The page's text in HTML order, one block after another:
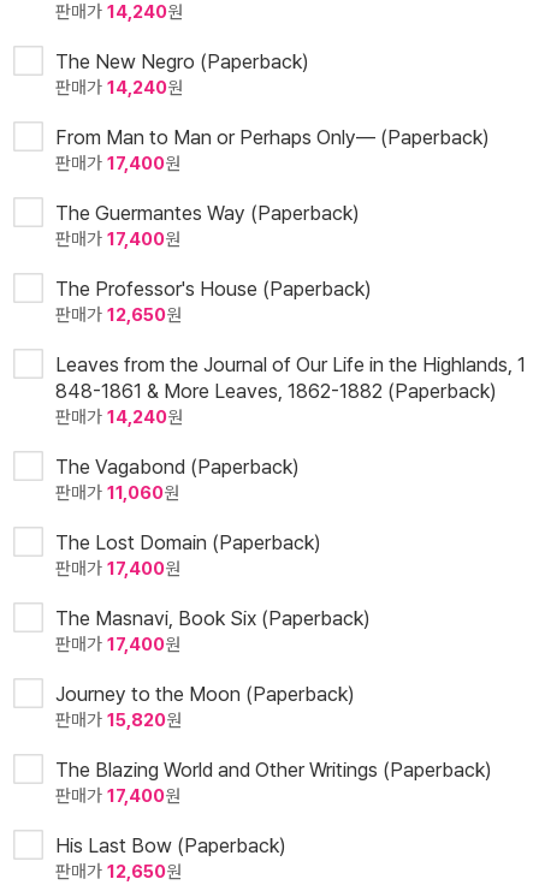
판매가 14,240원
The New Negro (Paperback)
판매가 14,240원
From Man to Man or Perhaps Only— (Paperback)
판매가 17,400원
The Guermantes Way (Paperback)
판매가 17,400원
The Professor's House (Paperback)
판매가 12,650원
Leaves from the Journal of Our Life in the Highlands, 1
848-1861 & More Leaves, 1862-1882 (Paperback)
판매가 14,240원
The Vagabond (Paperback)
판매가 11,060원
The Lost Domain (Paperback)
판매가 17,400원
The Masnavi, Book Six (Paperback)
판매가 17,400원
Journey to the Moon (Paperback)
판매가 15,820원
The Blazing World and Other Writings (Paperback)
판매가 17,400원
His Last Bow (Paperback)
판매가 12,650원